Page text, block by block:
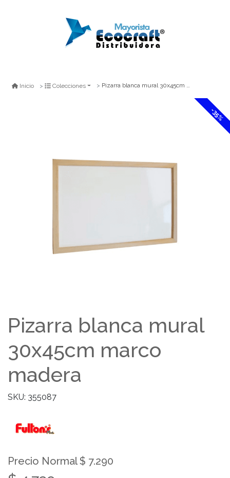
Inicio Colecciones Pizarra blanca mural 30x45cm marco madera
-35%
Pizarra blanca mural
30x45cm marco
madera
SKU: 355087
Precio Normal $ 7.290